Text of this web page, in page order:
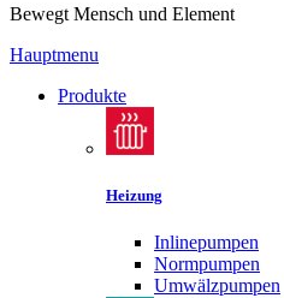
Bewegt Mensch und Element
Hauptmenu
Produkte
Heizung
Inlinepumpen
Normpumpen
Umwälzpumpen